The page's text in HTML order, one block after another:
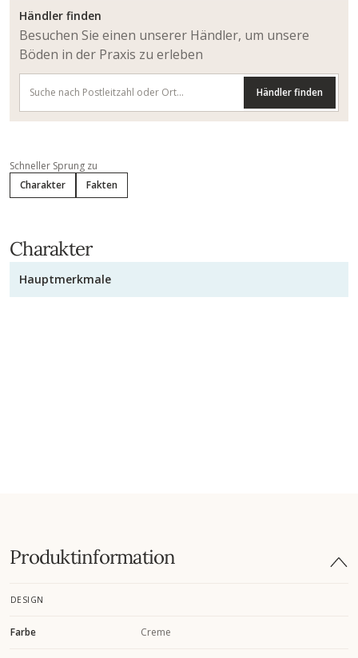
Händler finden
Besuchen Sie einen unserer Händler, um unsere
Böden in der Praxis zu erleben
Händler finden
Schneller Sprung zu
Charakter
Fakten
Charakter
Hauptmerkmale
Produktinformation
DESIGN
Farbe Creme